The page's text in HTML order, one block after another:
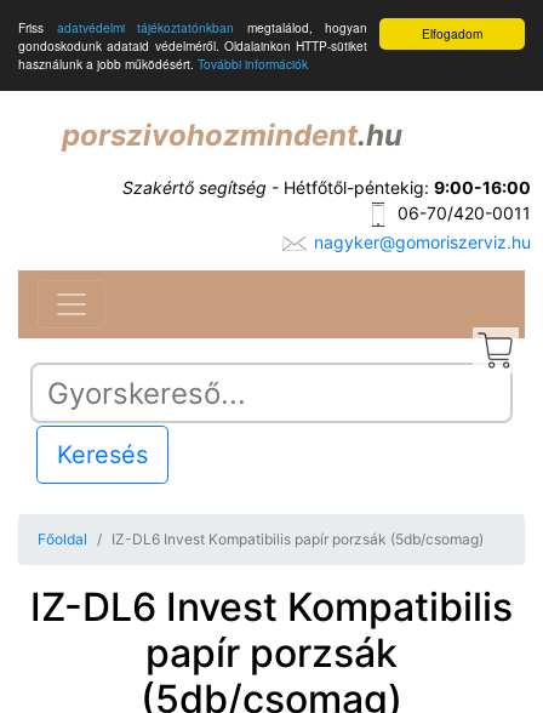
Elfogadom
Friss adatvédelmi tájékoztatónkban megtalálod, hogyan
gondoskodunk adataid védelméről. Oldalainkon HTTP-sütiket
használunk a jobb működésért. További információk
porszivohozmindent.hu
Szakértő segítség - Hétfőtől-péntekig: 9:00-16:00
06-70/420-0011
nagyker@gomoriszerviz.hu
Keresés
Főoldal IZ-DL6 Invest Kompatibilis papír porzsák (5db/csomag)
IZ-DL6 Invest Kompatibilis
papír porzsák
(5db/csomag)